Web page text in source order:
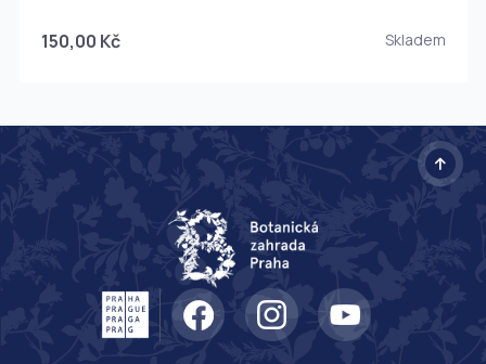
150,00 Kč Skladem